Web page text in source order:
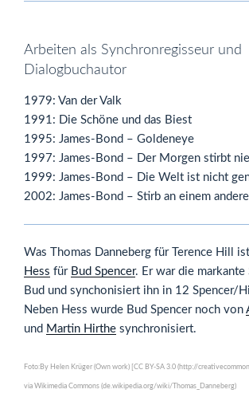
Arbeiten als Synchronregisseur und
Dialogbuchautor
1979: Van der Valk
1991: Die Schöne und das Biest
1995: James-Bond – Goldeneye
1997: James-Bond – Der Morgen stirbt nie
1999: James-Bond – Die Welt ist nicht
2002: James-Bond – Stirb an einem
Was Thomas Danneberg für Terence Hill
Hess für Bud Spencer. Er war die markante
Bud und synchonisiert ihn in 12 Spencer/
Neben Hess wurde Bud Spencer noch von
und Martin Hirthe synchronisiert.
Foto:By Helen Krüger (Own work) [CC BY-SA 3.0 (http://
via Wikimedia Commons (de.wikipedia.org/wiki/Thomas_Danneberg)